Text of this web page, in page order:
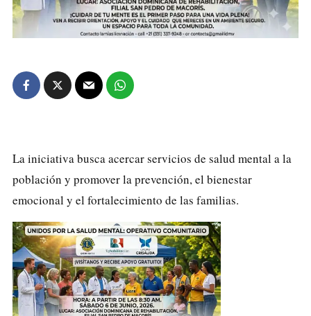
La iniciativa busca acercar servicios de salud mental a la
población y promover la prevención, el bienestar
emocional y el fortalecimiento de las familias.